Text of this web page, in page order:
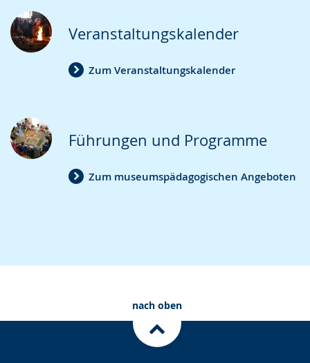
Veranstaltungskalender
Zum Veranstaltungskalender
Führungen und Programme
Zum museumspädagogischen Angeboten
nach oben